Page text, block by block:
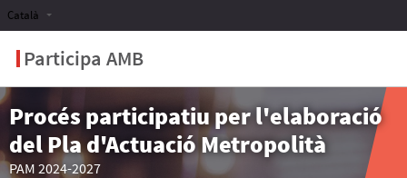
Participa AMB
Català
Procés participatiu per l'elaboració
del Pla d'Actuació Metropolità
PAM 2024-2027